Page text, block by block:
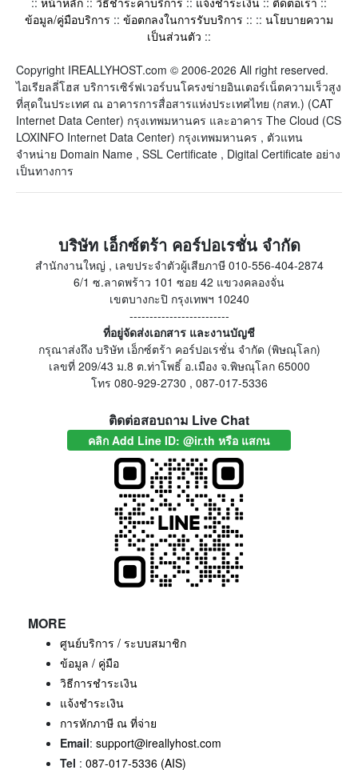
ข้อมูล/คู่มือบริการ :: ข้อตกลงในการรับบริการ :: :: นโยบายความ
เป็นส่วนตัว ::
Copyright IREALLYHOST.com © 2006-2026 All right reserved.
ไอเรียลลี่โฮส บริการเซิร์ฟเวอร์บนโครงข่ายอินเตอร์เน็ตความเร็วสูง
ที่สุดในประเทศ ณ อาคารการสื่อสารแห่งประเทศไทย (กสท.) (CAT
Internet Data Center) กรุงเทพมหานคร และอาคาร The Cloud (CS
LOXINFO Internet Data Center) กรุงเทพมหานคร , ตัวแทน
จำหน่าย Domain Name , SSL Certificate , Digital Certificate อย่าง
เป็นทางการ
บริษัท เอ็กซ์ตร้า คอร์ปอเรชั่น จำกัด
สำนักงานใหญ่ , เลขประจำตัวผู้เสียภาษี 010-556-404-2874
6/1 ซ.ลาดพร้าว 101 ซอย 42 แขวงคลองจั่น
เขตบางกะปิ กรุงเทพฯ 10240
-------------------------
ที่อยู่จัดส่งเอกสาร และงานบัญชี
กรุณาส่งถึง บริษัท เอ็กซ์ตร้า คอร์ปอเรชั่น จำกัด (พิษณุโลก)
เลขที่ 209/43 ม.8 ต.ท่าโพธิ์ อ.เมือง จ.พิษณุโลก 65000
โทร 080-929-2730 , 087-017-5336
ติดต่อสอบถาม Live Chat
คลิก Add Line ID: @ir.th หรือ แสกน
MORE
ศูนย์บริการ / ระบบสมาชิก
ข้อมูล / คู่มือ
วิธีการชำระเงิน
แจ้งชำระเงิน
การหักภาษี ณ ที่จ่าย
Email: support@ireallyhost.com
Tel : 087-017-5336 (AIS)